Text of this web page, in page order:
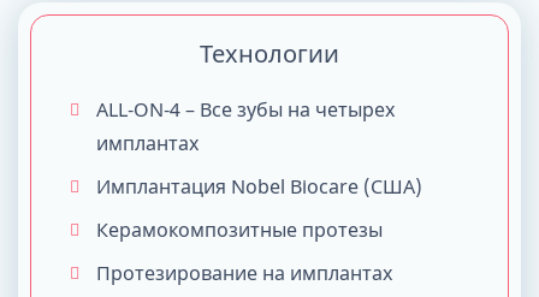
Технологии
ALL-ON-4 – Все зубы на четырех
имплантах
Имплантация Nobel Biocare (США)
Керамокомпозитные протезы
Протезирование на имплантах